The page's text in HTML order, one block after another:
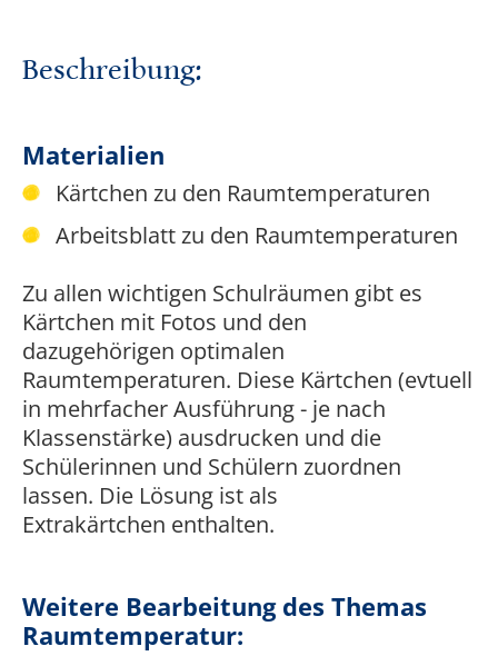
Beschreibung:
Materialien
Kärtchen zu den Raumtemperaturen
Arbeitsblatt zu den Raumtemperaturen
Zu allen wichtigen Schulräumen gibt es
Kärtchen mit Fotos und den
dazugehörigen optimalen
Raumtemperaturen. Diese Kärtchen (evtuell
in mehrfacher Ausführung - je nach
Klassenstärke) ausdrucken und die
Schülerinnen und Schülern zuordnen
lassen. Die Lösung ist als
Extrakärtchen enthalten.
Weitere Bearbeitung des Themas
Raumtemperatur: